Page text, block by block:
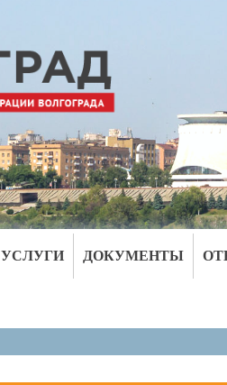
УСЛУГИ ДОКУМЕНТЫ